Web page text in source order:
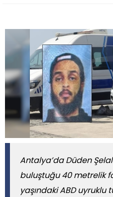
Antalya’da Düden
buluştuğu 40 metrelik
yaşındaki ABD uyruklu